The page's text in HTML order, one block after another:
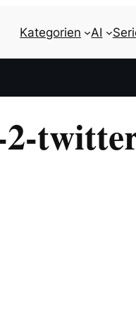
Kategorien AI
2-